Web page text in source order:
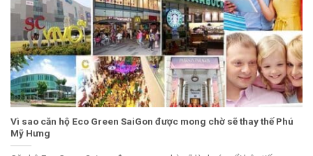
Vì sao căn hộ Eco Green SaiGon được mong chờ sẽ thay thế Phú
Mỹ Hưng